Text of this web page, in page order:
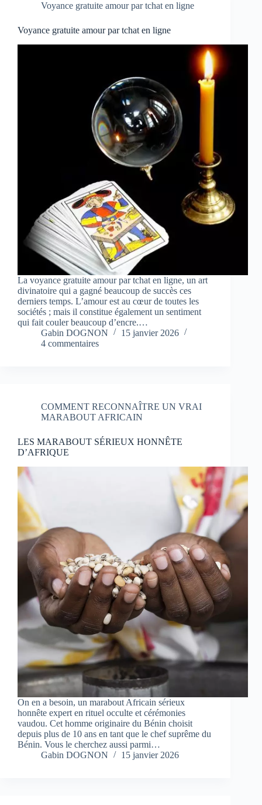
Voyance gratuite amour par tchat en ligne
Voyance gratuite amour par tchat en ligne
La voyance gratuite amour par tchat en ligne, un art
divinatoire qui a gagné beaucoup de succès ces
derniers temps. L’amour est au cœur de toutes les
sociétés ; mais il constitue également un sentiment
qui fait couler beaucoup d’encre.…
Gabin DOGNON
15 janvier 2026
4 commentaires
COMMENT RECONNAÎTRE UN VRAI
MARABOUT AFRICAIN
LES MARABOUT SÉRIEUX HONNÊTE
D’AFRIQUE
On en a besoin, un marabout Africain sérieux
honnête expert en rituel occulte et cérémonies
vaudou. Cet homme originaire du Bénin choisit
depuis plus de 10 ans en tant que le chef suprême du
Bénin. Vous le cherchez aussi parmi…
Gabin DOGNON
15 janvier 2026